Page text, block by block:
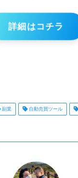
詳細はコチラ
副業 自動売買ツール